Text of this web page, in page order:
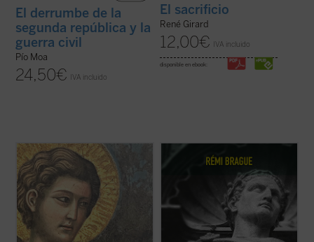
El derrumbe de la
segunda república y la
guerra civil
Pío Moa
24,50€ IVA incluido
El sacrificio
René Girard
12,00€ IVA incluido
disponible en ebook:
Erik Varden muestra —en un texto
enriquecido con una amplia gama de
referencias a las escrituras, la literatura, la
música, la pintura y la escultura— que la
castidad, la dirección única de los sentidos,
es una cualidad atractiva y ...(ver ficha)
de la identidad, centrándose en la «vía
romana», la latinidad de Europa. Esta nueva
Europa, la vía romana , un clásico
del autor publicado en diecisiete idiomas,
(ver ficha)